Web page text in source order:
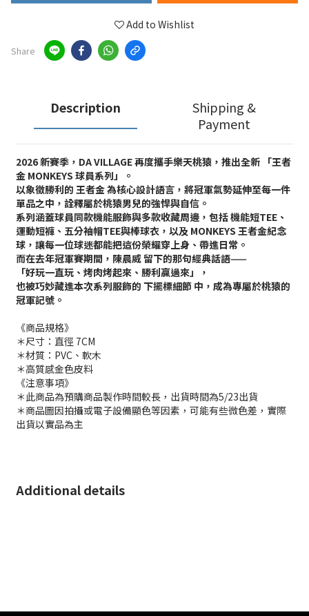
Add to Wishlist
Share
Description
Shipping &
Payment
2026 新賽季，DA VILLAGE 再度攜手樂天桃猿，推出全新 「王者
金 MONKEYS 球員系列」。
以象徵勝利的 王者金 為核心設計語言，將冠軍氣勢延伸至每一件
單品之中，詮釋屬於桃猿男兒的強悍與自信。
系列涵蓋球員同款機能服飾與多款收藏周邊，包括 機能短TEE、
運動短褲、五分袖帽TEE與棒球衣，以及 MONKEYS 王者金紀念
球，讓每一位球迷都能把這份榮耀穿上身、帶進日常。
而在去年冠軍賽期間，陳晨威 留下的那句經典話語——
「好玩一直玩、烤肉烤起來、勝利贏過來」，
也被巧妙藏進本次系列服飾的 下擺標細節 中，成為專屬於桃猿的
冠軍記號。
《商品規格》
＊尺寸：直徑 7CM
＊材質：PVC、軟木
＊高質感金色皮料
《注意事項》
＊此商品為預購商品製作時間較長，出貨時間為5/23出貨
＊商品圖因拍攝或電子設備顯色等因素，可能有些微色差，實際
出貨以實品為主
Additional details